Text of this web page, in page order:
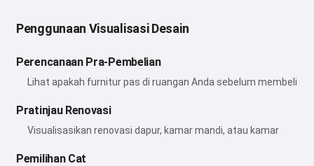
Penggunaan Visualisasi Desain
Perencanaan Pra-Pembelian
Lihat apakah furnitur pas di ruangan Anda sebelum membeli
Pratinjau Renovasi
Visualisasikan renovasi dapur, kamar mandi, atau kamar
Pemilihan Cat